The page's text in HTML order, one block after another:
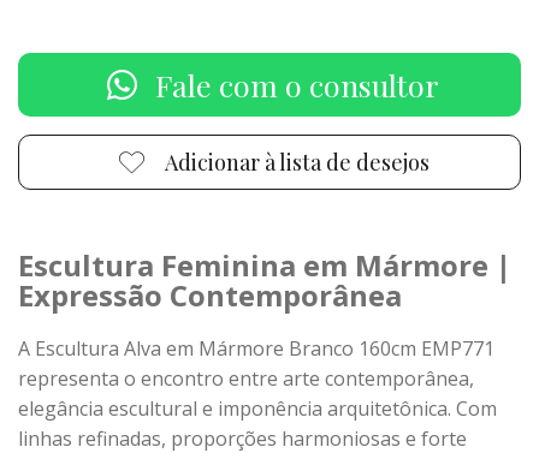
Fale com o consultor
Adicionar à lista de desejos
Escultura Feminina em Mármore |
Expressão Contemporânea
A Escultura Alva em Mármore Branco 160cm EMP771
representa o encontro entre arte contemporânea,
elegância escultural e imponência arquitetônica. Com
linhas refinadas, proporções harmoniosas e forte